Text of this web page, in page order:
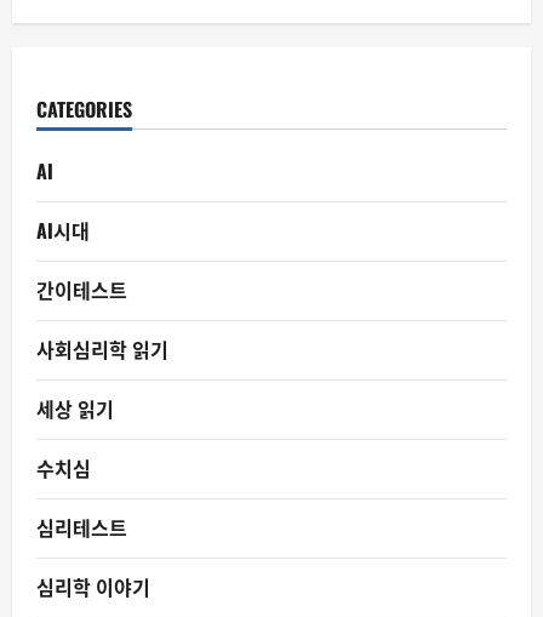
CATEGORIES
AI
AI시대
간이테스트
사회심리학 읽기
세상 읽기
수치심
심리테스트
심리학 이야기